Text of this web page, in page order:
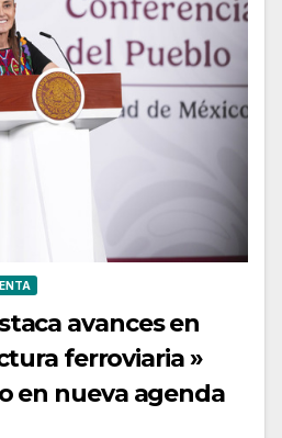
avances en
ferroviaria »
en nueva agenda